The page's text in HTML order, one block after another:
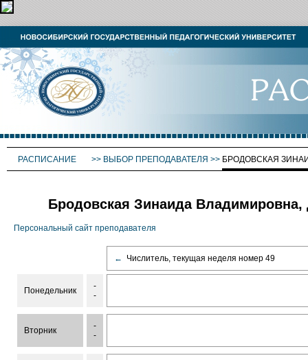
РАСПИСАНИЕ >> ВЫБОР ПРЕПОДАВАТЕЛЯ >> БРОДОВСКАЯ
Бродовская Зинаида Владимировна,
Персональный сайт преподавателя
← Числитель, текущая неделя номер 49
Понедельник
-
-
Вторник
-
-